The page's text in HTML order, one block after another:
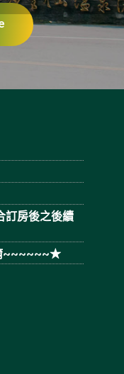
房後之後續
~~~~~~★